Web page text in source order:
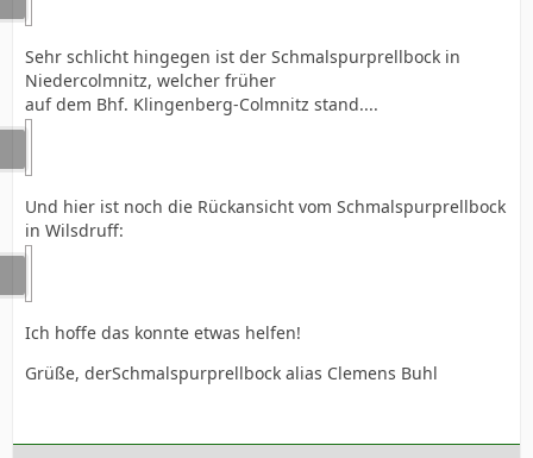
Sehr schlicht hingegen ist der Schmalspurprellbock in
Niedercolmnitz, welcher früher
auf dem Bhf. Klingenberg-Colmnitz stand....
Und hier ist noch die Rückansicht vom Schmalspurprellbock
in Wilsdruff:
Ich hoffe das konnte etwas helfen!
Grüße, derSchmalspurprellbock alias Clemens Buhl